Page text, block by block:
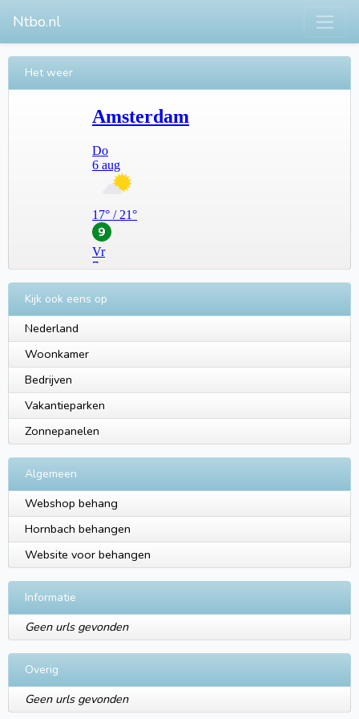
Ntbo.nl
Het weer
Kijk ook eens op
Nederland
Woonkamer
Bedrijven
Vakantieparken
Zonnepanelen
Algemeen
Webshop behang
Hornbach behangen
Website voor behangen
Informatie
Geen urls gevonden
Overig
Geen urls gevonden